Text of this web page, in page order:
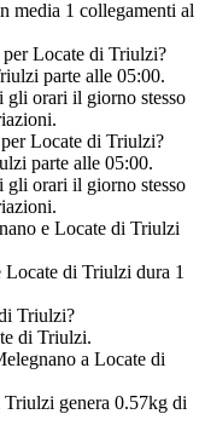
media 1 collegamenti al
Locate di Triulzi?
parte alle 05:00.
gli orari il giorno stesso
Locate di Triulzi?
parte alle 05:00.
gli orari il giorno stesso
e Locate di Triulzi
di Triulzi dura 1
Triulzi?
di Triulzi.
a Locate di
genera 0.57kg di